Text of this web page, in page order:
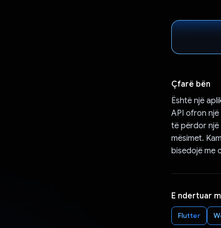
Çfarë bën
Është një
API ofron
të përdor një
mësimet.
bisedojë me
E ndertuar
Flutter